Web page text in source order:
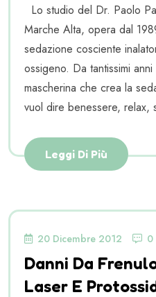
Lo studio del Dr. Paolo
Marche Alta, opera dal
sedazione cosciente
ossigeno. Da tantissimi
mascherina che crea la
vuol dire benessere, relax,
Leggi Di Più
20 Dicembre 2012 0
Danni Da
Laser E